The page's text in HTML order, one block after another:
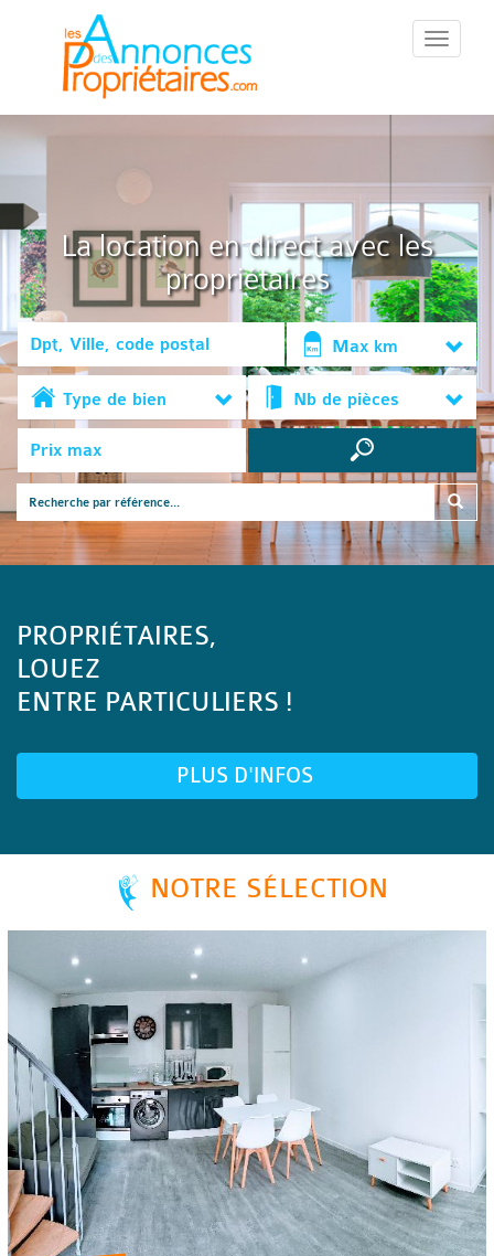
::Menu::
La location en direct avec les
propriétaires
Max km
Type de bien Nb de pièces
PROPRIÉTAIRES,
LOUEZ
ENTRE PARTICULIERS !
PLUS D'INFOS
NOTRE SÉLECTION